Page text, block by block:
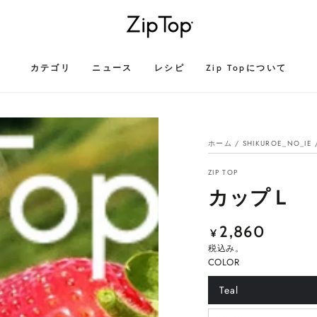
カテゴリ ニュース レシピ Zip Topについて
ホーム / SHIKUROE_NO_IE
ZIP TOP
カップＬ
定
価
¥ 2,860
税込み。
COLOR
Teal
バ
リ
エ